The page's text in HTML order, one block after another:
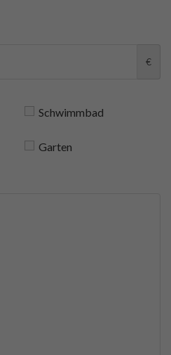
€
Schwimmbad
Garten